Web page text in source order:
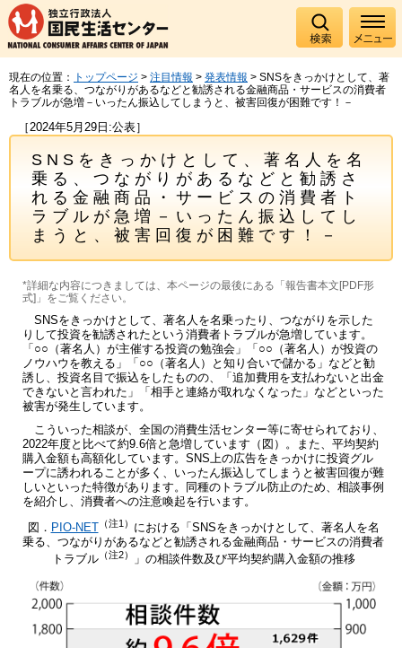
現在の位置： トップページ > 注目情報 > 発表情報 > SNSをきっかけとして、著
名人を名乗る、つながりがあるなどと勧誘される金融商品・サービスの消費者
トラブルが急増－いったん振込してしまうと、被害回復が困難です！－
［2024年5月29日:公表］
SNSをきっかけとして、著名人を名
乗る、つながりがあるなどと勧誘さ
れる金融商品・サービスの消費者ト
ラブルが急増－いったん振込してし
まうと、被害回復が困難です！－
*詳細な内容につきましては、本ページの最後にある「報告書本文[PDF形
式]」をご覧ください。
SNSをきっかけとして、著名人を名乗ったり、つながりを示した
りして投資を勧誘されたという消費者トラブルが急増しています。
「○○（著名人）が主催する投資の勉強会」「○○（著名人）が投資の
ノウハウを教える」「○○（著名人）と知り合いで儲かる」などと勧
誘し、投資名目で振込をしたものの、「追加費用を支払わないと出金
できないと言われた」「相手と連絡が取れなくなった」などといった
被害が発生しています。
こういった相談が、全国の消費生活センター等に寄せられており、
2022年度と比べて約9.6倍と急増しています（図）。また、平均契約
購入金額も高額化しています。SNS上の広告をきっかけに投資グル
ープに誘われることが多く、いったん振込してしまうと被害回復が難
しいといった特徴があります。同種のトラブル防止のため、相談事例
を紹介し、消費者への注意喚起を行います。
図． PIO-NET（注1）
における「SNSをきっかけとして、著名人を名
乗る、つながりがあるなどと勧誘される金融商品・サービスの消費者
トラブル （注2） 」の相談件数及び平均契約購入金額の推移